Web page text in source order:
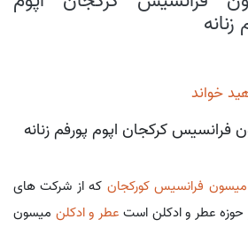
زنانه
خواند
فرانسیس کرکجان اپوم پورفم زنانه
میسون فرانسیس کورکجان که از شرکت های
حوزه عطر و ادکلن است عطر و ادکلن میسون